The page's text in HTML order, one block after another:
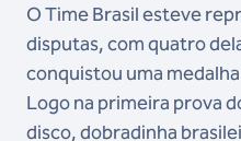
O Time Brasil esteve
disputas, com quatro
conquistou uma
Logo na primeira prova
disco, dobradinha